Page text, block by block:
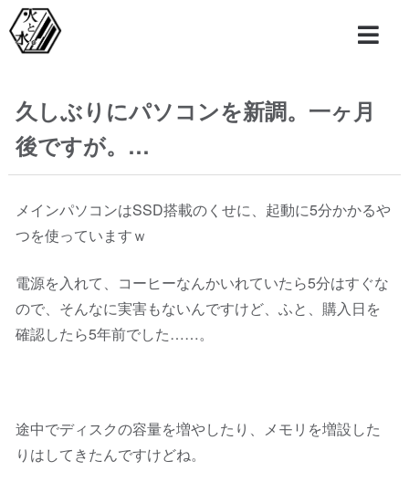
久しぶりにパソコンを新調。一ヶ月
後ですが。…
メインパソコンはSSD搭載のくせに、起動に5分かかるや
つを使っていますｗ
電源を入れて、コーヒーなんかいれていたら5分はすぐな
ので、そんなに実害もないんですけど、ふと、購入日を
確認したら5年前でした……。
途中でディスクの容量を増やしたり、メモリを増設した
りはしてきたんですけどね。